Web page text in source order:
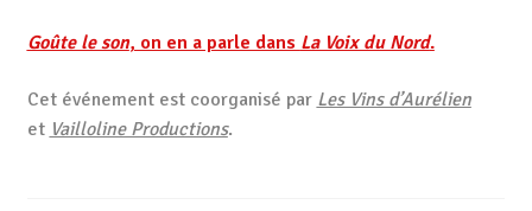
Goûte le son, on en a parle dans La Voix du Nord.
Cet événement est coorganisé par Les Vins d’Aurélien
et Vailloline Productions.